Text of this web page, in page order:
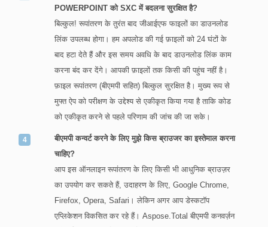
POWERPOINT को SXC में बदलना सुरक्षित है?
बिल्कुल! रूपांतरण के तुरंत बाद जीआईएफ फाइलों का डाउनलोड
लिंक उपलब्ध होगा। हम अपलोड की गई फ़ाइलों को 24 घंटों के
बाद हटा देते हैं और इस समय अवधि के बाद डाउनलोड लिंक काम
करना बंद कर देंगे। आपकी फ़ाइलों तक किसी की पहुंच नहीं है।
फ़ाइल रूपांतरण (बीएमपी सहित) बिल्कुल सुरक्षित है। मुख्य रूप से
मुफ्त ऐप को परीक्षण के उद्देश्य से एकीकृत किया गया है ताकि कोड
को एकीकृत करने से पहले परिणाम की जांच की जा सके।
बीएमपी कन्वर्ट करने के लिए मुझे किस ब्राउजर का इस्तेमाल करना
चाहिए?
आप इस ऑनलाइन रूपांतरण के लिए किसी भी आधुनिक ब्राउज़र
का उपयोग कर सकते हैं, उदाहरण के लिए, Google Chrome,
Firefox, Opera, Safari। लेकिन अगर आप डेस्कटॉप
एप्लिकेशन विकसित कर रहे हैं। Aspose.Total बीएमपी कनवर्ज़न